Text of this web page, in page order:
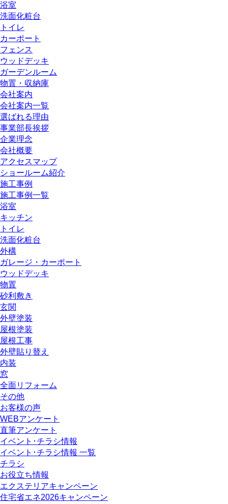
浴室
洗面化粧台
トイレ
カーポート
フェンス
ウッドデッキ
ガーデンルーム
物置・収納庫
会社案内
会社案内一覧
選ばれる理由
事業部長挨拶
企業理念
会社概要
アクセスマップ
ショールーム紹介
施工事例
施工事例一覧
浴室
キッチン
トイレ
洗面化粧台
外構
ガレージ・カーポート
ウッドデッキ
物置
砂利敷き
玄関
外壁塗装
屋根塗装
屋根工事
外壁貼り替え
内装
窓
全面リフォーム
その他
お客様の声
WEBアンケート
直筆アンケート
イベント･チラシ情報
イベント･チラシ情報 一覧
チラシ
お役立ち情報
エクステリアキャンペーン
住宅省エネ2026キャンペーン